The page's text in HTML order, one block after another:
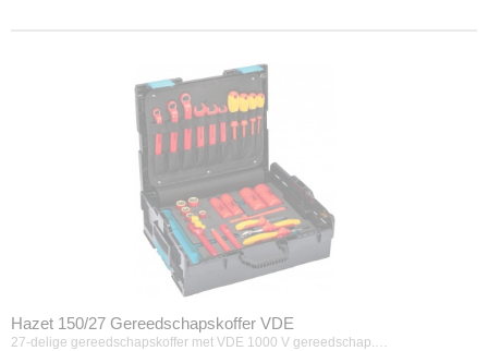
Hazet 150/27 Gereedschapskoffer VDE
27-delige gereedschapskoffer met VDE 1000 V gereedschap.…